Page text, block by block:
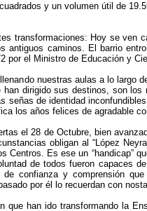
y un volumen útil de
transformaciones: Hoy se ven
antiguos caminos. El barrio
por el Ministro de Educación y
nuestras aulas a lo
dirigido sus destinos, son
señas de identidad
los años felices de agradable
el 28 de Octubre, bien
obligan al “López
Centros. Es ese un “handicap”
de todos fueron capaces
de confianza y comprensión
por él lo recuerdan con
que han ido transformando la